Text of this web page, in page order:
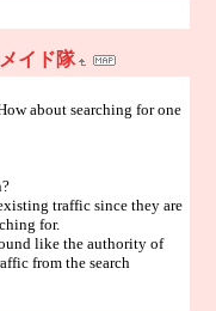
イド隊
about searching for one
traffic since they are
for.
like the authority of
from the search